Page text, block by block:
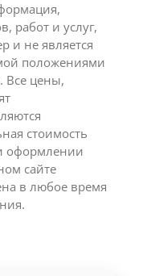
работ и услуг,
и не является
положениями
Все цены,
стоимость
оформлении
сайте
в любое время